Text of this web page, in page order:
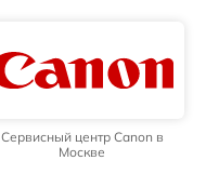
Сервисный центр Canon в
Москве